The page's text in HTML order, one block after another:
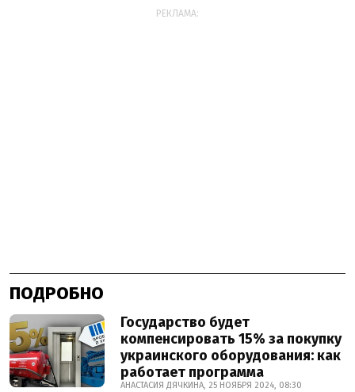
РЕКЛАМА:
ПОДРОБНО
Государство будет
компенсировать 15% за покупку
украинского оборудования: как
работает программа
АНАСТАСИЯ ДЯЧКИНА, 25 НОЯБРЯ 2024, 08:30